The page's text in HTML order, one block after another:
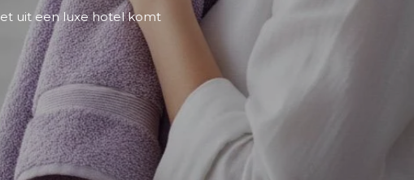
uit een luxe hotel komt